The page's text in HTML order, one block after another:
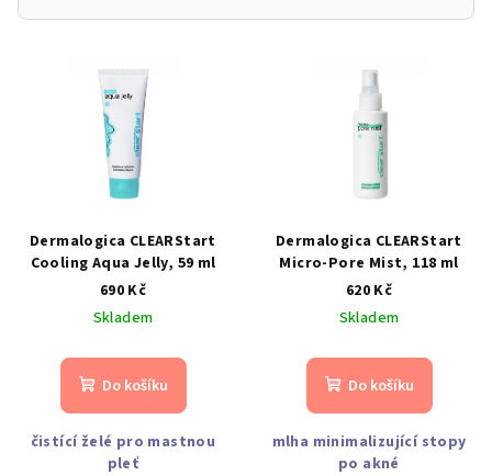
Dermalogica CLEARStart
Cooling Aqua Jelly, 59 ml
690 Kč
Skladem
Do košíku
čistící želé pro mastnou
pleť
Dermalogica CLEARStart
Micro-Pore Mist, 118 ml
620 Kč
Skladem
Do košíku
mlha minimalizující stopy
po akné